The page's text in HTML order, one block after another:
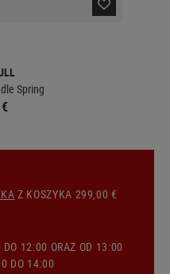
Spring
Z KOSZYKA 299,00 €
12:00 ORAZ OD 13:00
DO 14:00